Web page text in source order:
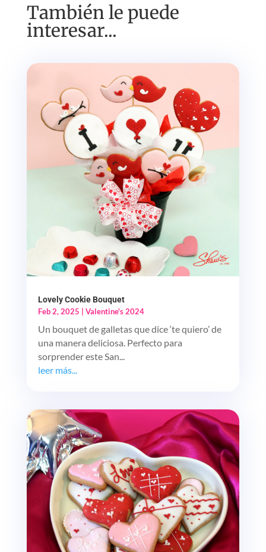
También le puede
interesar...
Lovely Cookie Bouquet
Feb 2, 2025
Valentine's 2024
Un bouquet de galletas que dice ‘te quiero’ de
una manera deliciosa. Perfecto para
sorprender este San...
leer más...